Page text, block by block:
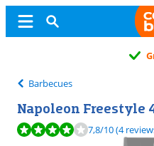
Barbecues
Napoleon Freestyle
Beoordeling is 7,8 van de 10,
7,8/10(4